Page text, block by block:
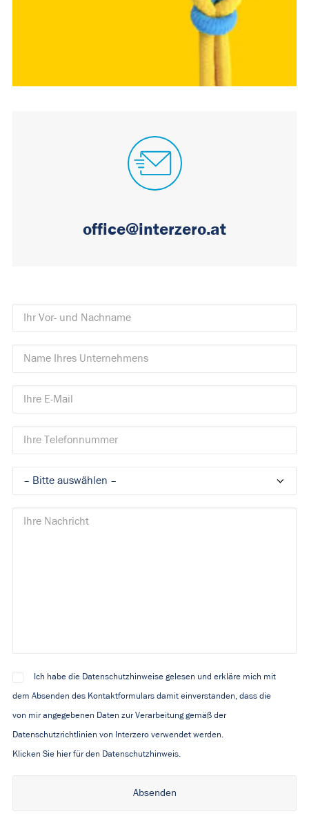
office@interzero.at
Ich habe die Datenschutzhinweise gelesen und erkläre mich mit
dem Absenden des Kontaktformulars damit einverstanden, dass die
von mir angegebenen Daten zur Verarbeitung gemäß der
Datenschutzrichtlinien von Interzero verwendet werden.
Klicken Sie hier für den Datenschutzhinweis.